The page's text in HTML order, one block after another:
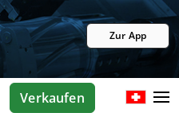
Zur App
Verkaufen